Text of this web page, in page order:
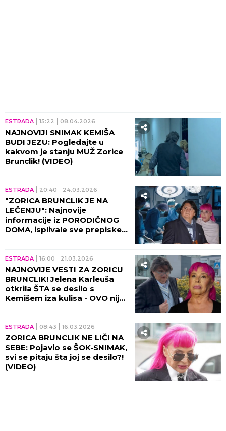
ESTRADA 15:22 08.04.2026
NAJNOVIJI SNIMAK KEMIŠA
BUDI JEZU: Pogledajte u
kakvom je stanju MUŽ Zorice
Brunclik! (VIDEO)
ESTRADA 20:40 24.03.2026
"ZORICA BRUNCLIK JE NA
LEČENJU": Najnovije
informacije iz PORODIČNOG
DOMA, isplivale sve prepiske s
ESTRADA 16:00 21.03.2026
NAJNOVIJE VESTI ZA ZORICU
BRUNCLIK! Jelena Karleuša
otkrila ŠTA se desilo s
Kemišem iza kulisa - OVO nije
ESTRADA 08:43 16.03.2026
ZORICA BRUNCLIK NE LIČI NA
SEBE: Pojavio se ŠOK-SNIMAK,
svi se pitaju šta joj se desilo?!
(VIDEO)